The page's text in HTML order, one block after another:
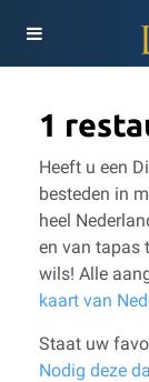
1
Heeft u een
besteden in
heel
en van tapas
wils! Alle
kaart van
Staat uw
Nodig deze